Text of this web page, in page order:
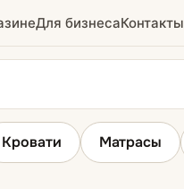
Для бизнесаКонтакты
Кровати Матрасы